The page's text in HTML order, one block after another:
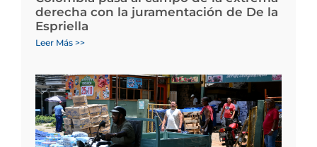
derecha con la juramentación de De la
Espriella
Leer Más >>